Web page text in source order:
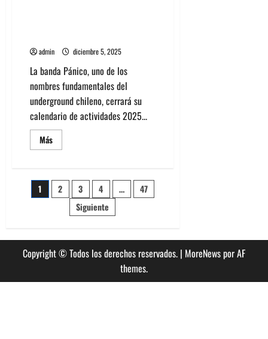
admin diciembre 5, 2025
La banda Pánico, uno de los
nombres fundamentales del
underground chileno, cerrará su
calendario de actividades 2025...
MásLeer
más
celebra
30
años
carrera
propio
festival
“Pervervisión”
Paginación
entradas
1 2 3 4 …
47
Siguiente
Copyright © Todos los derechos reservados. | MoreNewspor AF
themes.